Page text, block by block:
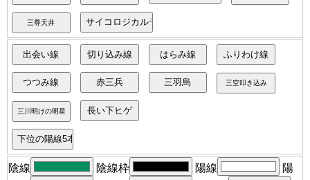
陰線 陰線枠 陽線
陽